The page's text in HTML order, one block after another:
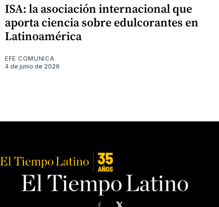
ISA: la asociación internacional que
aporta ciencia sobre edulcorantes en
Latinoamérica
EFE COMUNICA
4 de junio de 2026